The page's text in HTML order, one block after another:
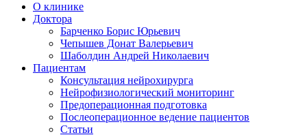
О клинике
Доктора
Барченко Борис Юрьевич
Чепышев Донат Валерьевич
Шаболдин Андрей Николаевич
Пациентам
Консультация нейрохирурга
Нейрофизиологический мониторинг
Предоперационная подготовка
Послеоперационное ведение пациентов
Статьи